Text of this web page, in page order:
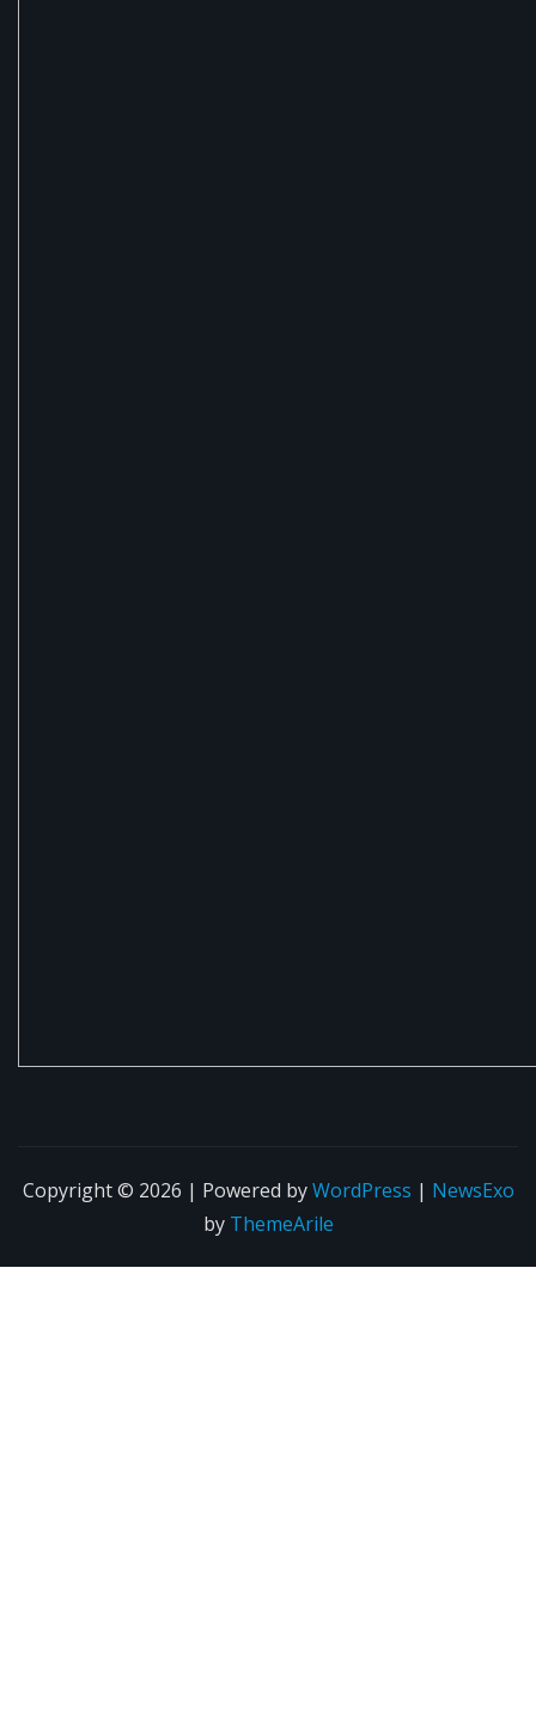
Copyright © 2026 | Powered byWordPress | NewsExo
by ThemeArile